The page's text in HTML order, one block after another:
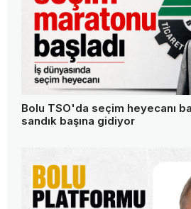
Bolu TSO'da seçim heyecanı
sandık başına gidiyor